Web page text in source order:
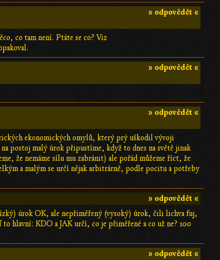
» odpovědět «
co tam není. Ptáte se co? Viz
» odpovědět «
» odpovědět «
ekonomických omylů, který prý uškodil vývoji
postoj malý úrok připustíme, když to dnes na světě jinak
že nemáme sílu mu zabránit) ale pořád můžeme říct, že
a malým se určí nějak arbitrárně, podle pocitu a potřeby
» odpovědět «
úrok OK, ale nepřiměřený (vysoký) úrok, čili lichva fuj,
hlavní: KDO a JAK určí, co je přiměřené a co už ne? 100
» odpovědět «